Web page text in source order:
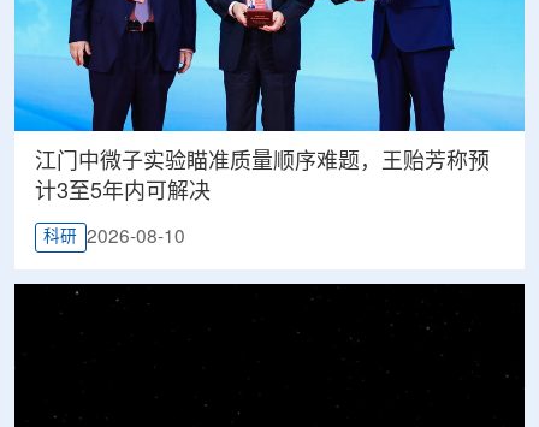
江门中微子实验瞄准质量顺序难题，王贻芳称预
计3至5年内可解决
科研 2026-08-10